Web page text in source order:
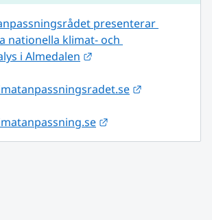
presenterar
nationella klimat- och
i Almedalen